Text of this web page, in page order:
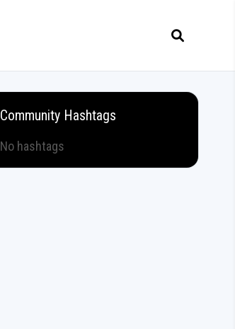
Community Hashtags
No hashtags